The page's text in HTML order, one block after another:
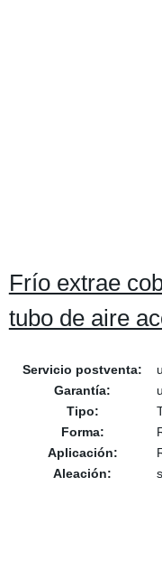
Frío extrae
tubo de aire
Servicio postventa:
Garantía:
Tipo:
Forma:
Aplicación:
Aleación: